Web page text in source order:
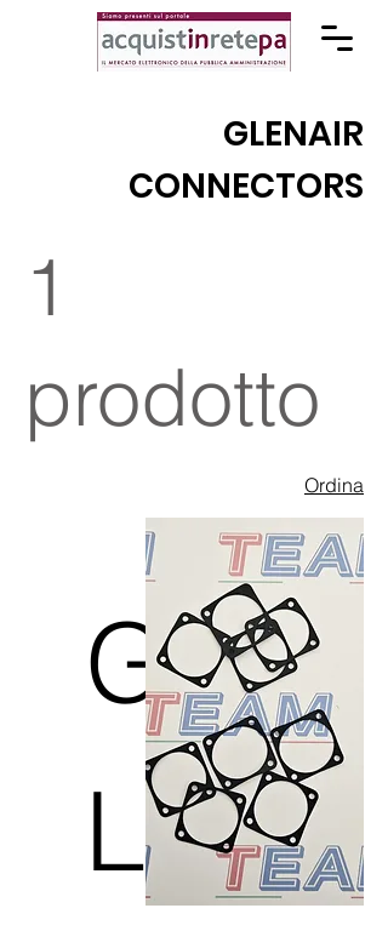
GLENAIR
CONNECTORS
1
prodotto
Ordina
G
L